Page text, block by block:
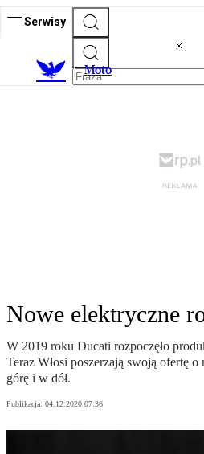
Serwisy
Moto
Nowe elektryczne
W 2019 roku Ducati rozpoczęło
Teraz Włosi poszerzają swoją ofertę
górę i w dół.
Publikacja: 04.12.2020 07:36